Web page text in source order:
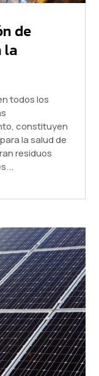
de
la
todos los
constituyen
la salud de
residuos